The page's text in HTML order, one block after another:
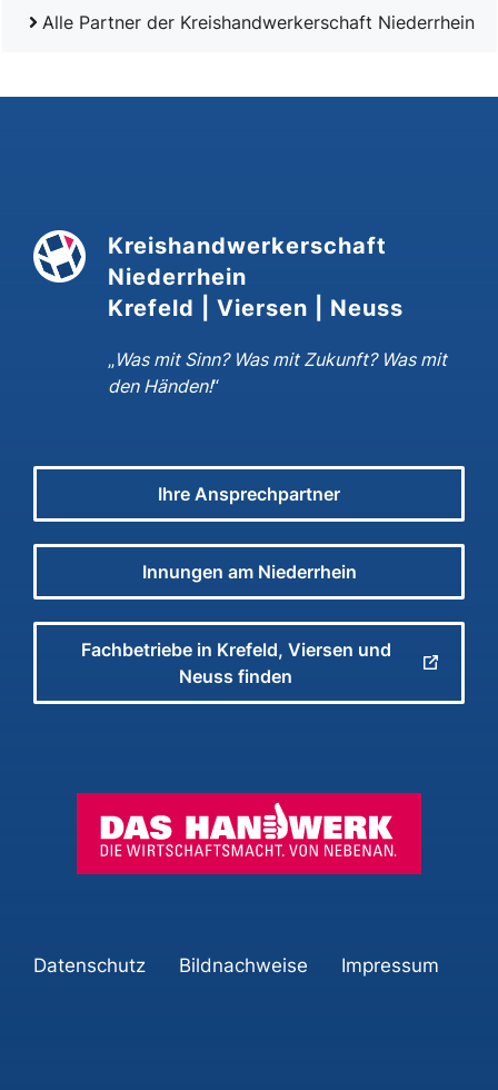
Alle Partner der Kreishandwerkerschaft Niederrhein
Kreishandwerkerschaft
Niederrhein
Krefeld | Viersen | Neuss
„Was mit Sinn? Was mit Zukunft? Was mit
den Händen!“
Ihre Ansprechpartner
Innungen am Niederrhein
Fachbetriebe in Krefeld, Viersen und
Neuss finden
Datenschutz Bildnachweise Impressum